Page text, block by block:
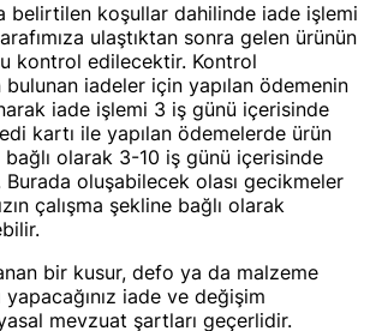
belirtilen koşullar dahilinde iade işlemi
ulaştıktan sonra gelen ürünün
kontrol edilecektir. Kontrol
bulunan iadeler için yapılan ödemenin
iade işlemi 3 iş günü içerisinde
kartı ile yapılan ödemelerde ürün
bağlı olarak 3-10 iş günü içerisinde
Burada oluşabilecek olası gecikmeler
çalışma şekline bağlı olarak
bir kusur, defo ya da malzeme
yapacağınız iade ve değişim
mevzuat şartları geçerlidir.